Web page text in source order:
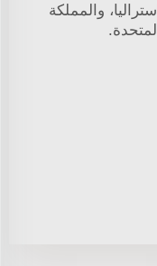
أستراليا، والمملكة
المتحدة.